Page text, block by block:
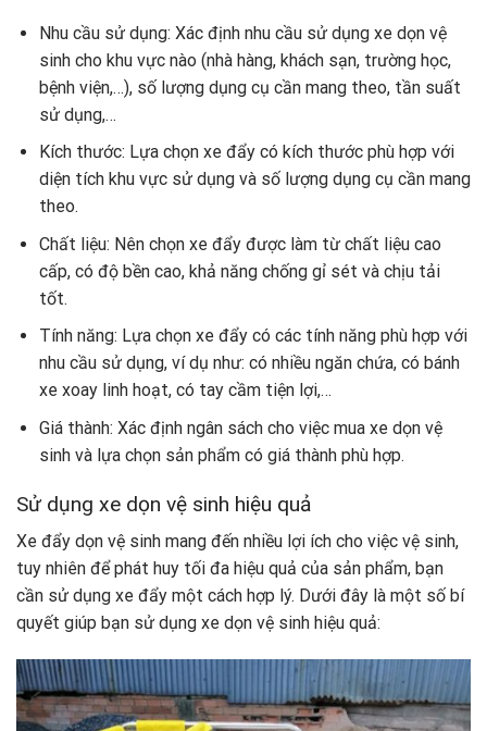
Nhu cầu sử dụng: Xác định nhu cầu sử dụng xe dọn vệ
sinh cho khu vực nào (nhà hàng, khách sạn, trường học,
bệnh viện,…), số lượng dụng cụ cần mang theo, tần suất
sử dụng,…
Kích thước: Lựa chọn xe đẩy có kích thước phù hợp với
diện tích khu vực sử dụng và số lượng dụng cụ cần mang
theo.
Chất liệu: Nên chọn xe đẩy được làm từ chất liệu cao
cấp, có độ bền cao, khả năng chống gỉ sét và chịu tải
tốt.
Tính năng: Lựa chọn xe đẩy có các tính năng phù hợp với
nhu cầu sử dụng, ví dụ như: có nhiều ngăn chứa, có bánh
xe xoay linh hoạt, có tay cầm tiện lợi,…
Giá thành: Xác định ngân sách cho việc mua xe dọn vệ
sinh và lựa chọn sản phẩm có giá thành phù hợp.
Sử dụng xe dọn vệ sinh hiệu quả
Xe đẩy dọn vệ sinh mang đến nhiều lợi ích cho việc vệ sinh,
tuy nhiên để phát huy tối đa hiệu quả của sản phẩm, bạn
cần sử dụng xe đẩy một cách hợp lý. Dưới đây là một số bí
quyết giúp bạn sử dụng xe dọn vệ sinh hiệu quả: